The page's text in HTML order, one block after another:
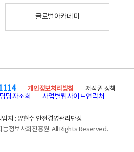
글로벌아카데미
개인정보처리방침
저작권 정책
당자조회 사업별웹사이트연락처
자 : 양현수 안전경영관리단장
정보사회진흥원. All Rights Reserved.